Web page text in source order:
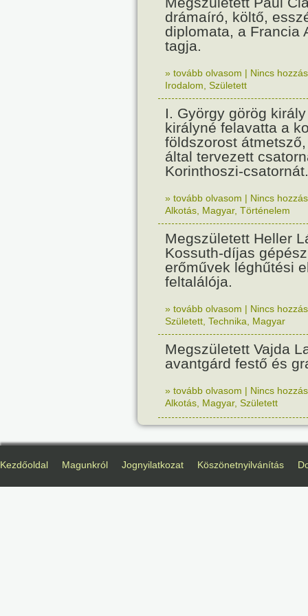
drámaíró, költő,
diplomata, a Francia
tagja.
» tovább olvasom | Nincs
Irodalom Született
I. György görög
királyné felavatta a
földszorost
által tervezett
Korinthoszi-csatornát.
» tovább olvasom | Nincs
Alkotás Magyar, Történelem
Megszületett Heller
Kossuth-díjas
erőművek léghűtési
feltalálója.
» tovább olvasom | Nincs
Született Technika Magyar
Megszületett Vajda
avantgárd festő és
» tovább olvasom | Nincs
Alkotás Magyar, Született
Kezdőoldal Magunkról Jognyilatkozat Köszönetnyilvánítás